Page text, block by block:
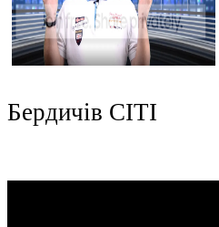
Бердичів СІТІ